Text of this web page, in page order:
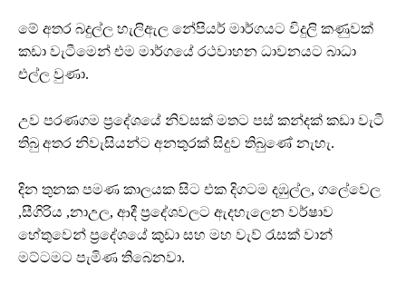
මේ අතර බදුල්ල හැලිඇල නේපියර් මාර්ගයට විදුලි කණුවක්
කඩා වැටීමෙන් එම මාර්ගයේ රථවාහන ධාවනයට බාධා
එල්ල වුණා.
උව පරණගම ප්‍රදේශයේ නිවසක් මතට පස් කන්දක් කඩා වැටී
තිබු අතර නිවැසියන්ට අනතුරක් සිදුව තිබුණේ නැහැ.
දින තුනක පමණ කාලයක සිට එක දිගටම දඹුල්ල, ගලේවෙල
,සීගිරිය ,නාඋල, ආදී ප්‍රදේශවලට ඇදහැලෙන වර්ෂාව
හේතුවෙන් ප්‍රදේශයේ කුඩා සහ මහ වැව් රැසක් වාන්
මට්ටමට පැමිණ තිබෙනවා.